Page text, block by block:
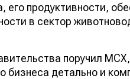
и акимы пяти
его продуктивности,
в сектор
поручил